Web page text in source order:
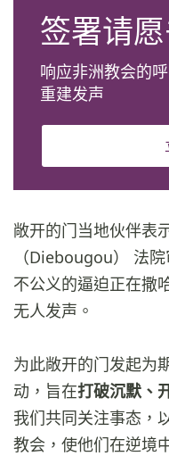
签署请
响应非洲教会的
重建发声
敞开的门当地伙伴表
（Diebougou） 法
不公义的逼迫正在
无人发声。
为此敞开的门发起为
动，旨在打破沉默、
我们共同关注事态，
教会，使他们在逆境